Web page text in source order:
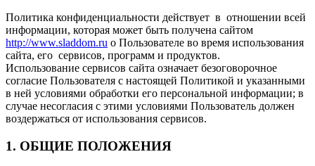
Политика конфиденциальности действует в отношении всей
информации, которая может быть получена сайтом
http://www.sladdom.ru о Пользователе во время использования
сайта, его сервисов, программ и продуктов.
Использование сервисов сайта означает безоговорочное
согласие Пользователя с настоящей Политикой и указанными
в ней условиями обработки его персональной информации; в
случае несогласия с этими условиями Пользователь должен
воздержаться от использования сервисов.
1. ОБЩИЕ ПОЛОЖЕНИЯ